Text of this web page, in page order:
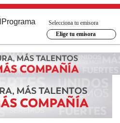
Programa
Selecciona tu emisora
Elige tu emisora